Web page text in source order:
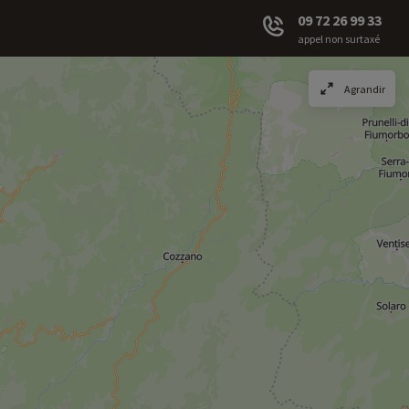
09 72 26 99 33
appel non surtaxé
Agrandir